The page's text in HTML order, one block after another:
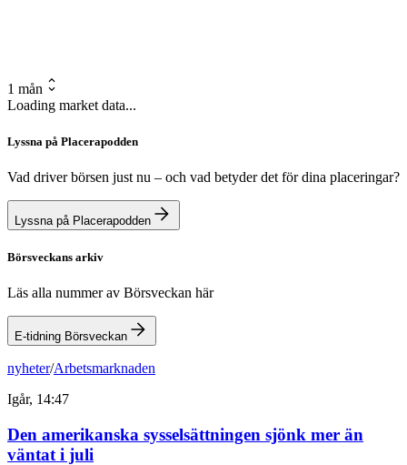
1 mån
Loading market data...
Lyssna på Placerapodden
Vad driver börsen just nu – och vad betyder det för dina placeringar?
Lyssna på Placerapodden
Börsveckans arkiv
Läs alla nummer av Börsveckan här
E-tidning Börsveckan
nyheter/Arbetsmarknaden
Igår, 14:47
Den amerikanska sysselsättningen sjönk mer än
väntat i juli